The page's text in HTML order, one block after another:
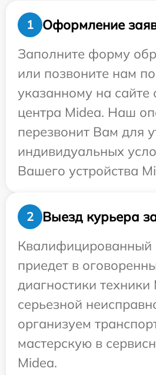
1
Оформление
Заполните форму
или позвоните нам
указанному на сайте
центра Midea. Наш
перезвонит Вам для
индивидуальных
Вашего устройства
2
Выезд курьера
приедет в
диагностики
серьезной
организуем
мастерскую в
Midea.